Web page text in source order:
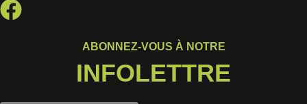
ABONNEZ-VOUS À NOTRE
INFOLETTRE